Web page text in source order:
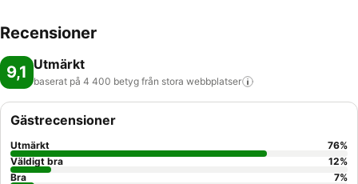
Recensioner
9,1 Utmärkt
baserat på 4 400 betyg från stora webbplatser
Gästrecensioner
Utmärkt 76%
Väldigt bra
12%
Bra
7%